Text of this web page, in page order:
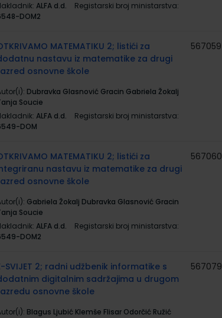
ALFA d.d.
Registarski broj ministarstva:
DOM2
MATEMATIKU 2; listići za
nastavu iz matematike za drugi
osnovne škole
Dubravka Glasnović Gracin Gabriela Žokalj
Soucie
ALFA d.d.
Registarski broj ministarstva:
DOM
567059
MATEMATIKU 2; listići za
nastavu iz matematike za drugi
osnovne škole
Gabriela Žokalj Dubravka Glasnović Gracin
Soucie
ALFA d.d.
Registarski broj ministarstva:
DOM2
567060
SVIJET 2; radni udžbenik informatike s
digitalnim sadržajima u drugom
osnovne škole
Blagus Ljubić Klemše Flisar Odorčić Ružić
567079